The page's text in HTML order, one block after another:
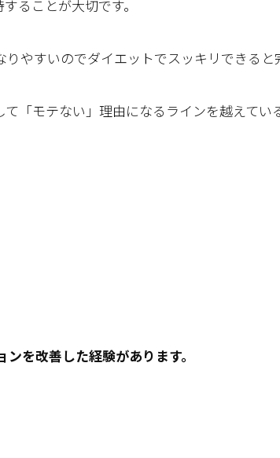
ることが大切です。
やすいのでダイエットでスッキリできると
「モテない」理由になるラインを越えてい
を改善した経験があります。